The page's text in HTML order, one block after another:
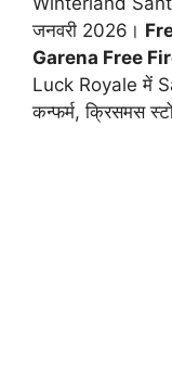
जनवरी 2026।
Garena Free
Luck Royale में
कन्फर्म, क्रिसमस